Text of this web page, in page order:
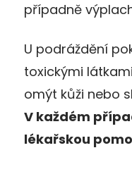
případně
U podráždění
toxickými
omýt kůži nebo
V každém
lékařskou